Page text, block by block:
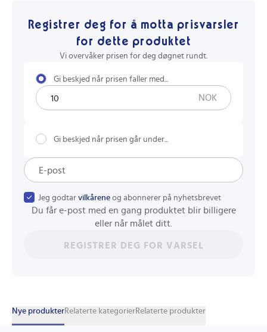
Registrer deg for å motta prisvarsler
for dette produktet
Vi overvåker prisen for deg døgnet rundt.
Gi beskjed når prisen faller med...
NOK
Gi beskjed når prisen går under...
Jeg godtar vilkårene og abonnerer på nyhetsbrevet
Du får e-post med en gang produktet blir billigere
eller når målet ditt.
REGISTRER DEG FOR VARSEL
Nye produkterRelaterte kategorierRelaterte produkter